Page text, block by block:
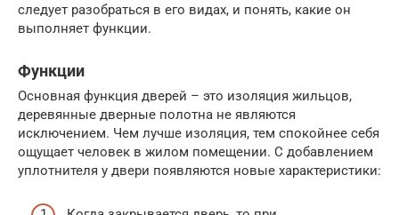
следует разобраться в его видах, и понять, какие он
выполняет функции.
Функции
Основная функция дверей – это изоляция жильцов,
деревянные дверные полотна не являются
исключением. Чем лучше изоляция, тем спокойнее себя
ощущает человек в жилом помещении. С добавлением
уплотнителя у двери появляются новые характеристики: